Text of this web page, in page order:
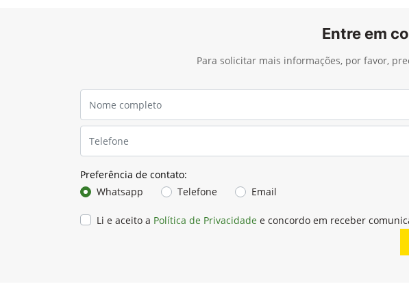
Entre em
Para solicitar mais informações, por favor,
Preferência de contato:
Whatsapp
Telefone Email
Li e aceito a Política de Privacidade e concordo em receber